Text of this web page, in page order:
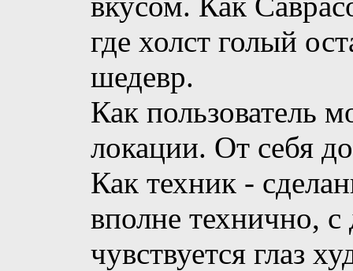
где холст голый
шедевр.
Как пользователь
локации. От себя
Как техник -
вполне технично,
чувствуется глаз